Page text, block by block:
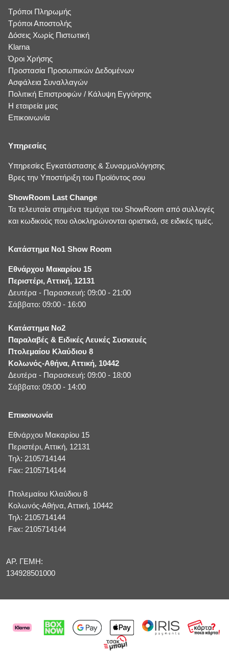
Τρόποι Πληρωμής
Τρόποι Αποστολής
Δόσεις Χωρίς Πιστωτική
Klarna
Όροι Χρήσης
Προστασία Προσωπικών Δεδομένων
Ασφάλεια Συναλλαγών
Πολιτική Επιστροφών / Κάλυψη Εγγύησης
Η εταιρεία μας
Επικοινωνία
Υπηρεσίες
Υπηρεσίες Εγκατάστασης & Συναρμολόγησης
Βρες την Υποστήριξη του Προϊόντος σου
ShowRoom Last Change
Τα τελευταία στημένα τεμάχια του ShowRoom από συλλογές
και κωδικούς που ολοκληρώνονται οριστικά, σε ειδικές τιμές.
Κατάστημα No1 Show Room
Εθνάρχου Μακαρίου 15
Περιστέρι, Αττική, 12131
Δευτέρα - Παρασκευή: 09:00 - 21:00
Σάββατο: 09:00 - 16:00
Κατάστημα No2
Παραλαβές & Ειδικές Λευκές Συσκευές
Πτολεμαίου Κλαύδιου 8
Κολωνός-Αθήνα, Αττική, 10442
Δευτέρα - Παρασκευή: 09:00 - 18:00
Σάββατο: 09:00 - 14:00
Επικοινωνία
Εθνάρχου Μακαρίου 15
Περιστέρι, Αττική, 12131
Τηλ: 2105714144
Fax: 2105714144
Πτολεμαίου Κλαύδιου 8
Κολωνός-Αθήνα, Αττική, 10442
Τηλ: 2105714144
Fax: 2105714144
ΑΡ. ΓΕΜΗ:
134928501000